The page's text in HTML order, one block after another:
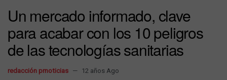
Un mercado informado, clave
para acabar con los 10 peligros
de las tecnologías sanitarias
redacción prnoticias 12 años Ago